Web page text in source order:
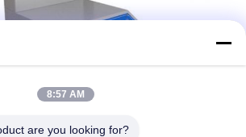
Trek Het Testen Machine
8:57 AM
are you looking for?